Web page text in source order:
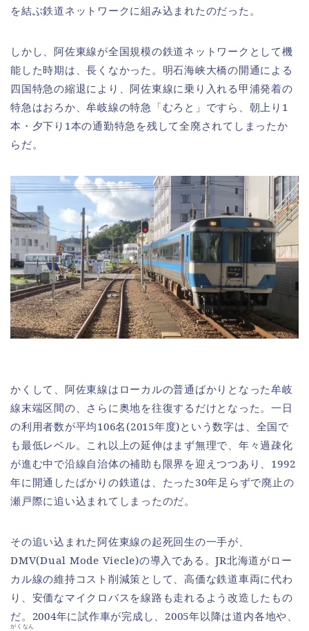
を結ぶ鉄道ネットワークに組み込まれたのだった。
しかし、阿佐東線が全国規模の鉄道ネットワークとして機
能した時期は、長くなかった。明石海峡大橋の開通による
四国特急の縮退により、阿佐東線に乗り入れる甲浦発着の
特急はおろか、牟岐線の特急「むろと」ですら、朝上り1
本・夕下り1本の通勤特急を残して全廃されてしまったか
らだ。
かくして、阿佐東線はローカルの普通ばかりとなった牟岐
線末端区間の、さらに奥地を往復するだけとなった。一日
の利用者数が平均106名(2015年度)という数字は、全国で
も最低レベル。これ以上の延伸はまず無理で、年々過疎化
が進む中で沿線自治体の補助も限界を迎えつつあり、1992
年に開通したばかりの鉄道は、たった30年足らずで廃止の
瀬戸際に追い込まれてしまったのだ。
その追い込まれた阿佐東線の起死回生の一手が、
DMV(Dual Mode Viecle)の導入である。JR北海道がロー
カル線の維持コスト削減策として、高価な鉄道車両に代わ
り、安価なマイクロバスを線路も走れるよう改造したもの
だ。2004年に試作車が完成し、2005年以降は道内各地や、
がくなん